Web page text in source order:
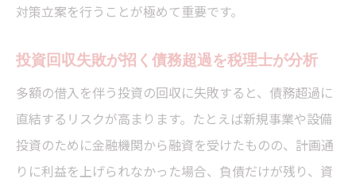
対策立案を行うことが極めて重要です。
投資回収失敗が招く債務超過を税理士が分析
多額の借入を伴う投資の回収に失敗すると、債務超過に
直結するリスクが高まります。たとえば新規事業や設備
投資のために金融機関から融資を受けたものの、計画通
りに利益を上げられなかった場合、負債だけが残り、資